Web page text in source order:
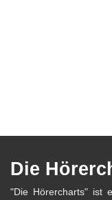
Die
"Die Hörercharts" ist